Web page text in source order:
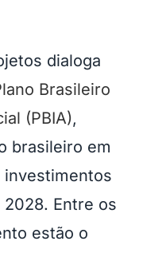
dialoga
Brasileiro
(PBIA),
brasileiro em
Entre os
estão o